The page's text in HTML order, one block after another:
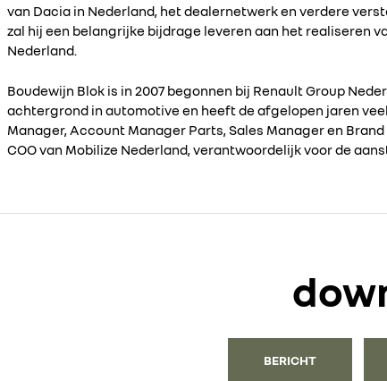
van Dacia in Nederland, het dealernetwerk en verdere
zal hij een belangrijke bijdrage leveren aan het realiseren
Nederland.
Boudewijn Blok is in 2007 begonnen bij Renault Group
achtergrond in automotive en heeft de afgelopen jaren
Manager, Account Manager Parts, Sales Manager en
COO van Mobilize Nederland, verantwoordelijk voor de
BERICHT